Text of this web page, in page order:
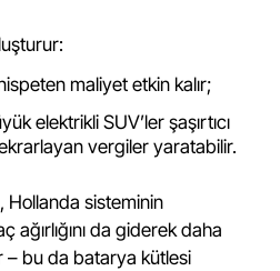
maliyet etkin kalır;
elektrikli SUV’ler şaşırtıcı
vergiler yaratabilir.
Hollanda sisteminin
ağırlığını da giderek daha
– bu da batarya kütlesi